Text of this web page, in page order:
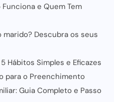
e Quem Tem
Descubra os seus
Hábitos Simples e Eficazes
para o Preenchimento
Guia Completo e Passo